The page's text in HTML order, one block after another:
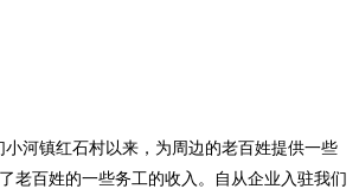
小河镇红石村以来，为周边的老百姓提供一些
老百姓的一些务工的收入。自从企业入驻我们